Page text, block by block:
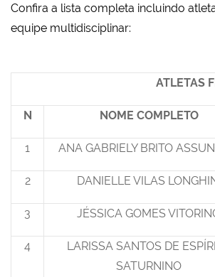
Confira a lista completa incluindo
equipe multidisciplinar:
ATLETAS
N NOME COMPLETO
1 ANA GABRIELY BRITO
2 DANIELLE VILAS
3 JÉSSICA GOMES
4
LARISSA SANTOS DE
SATURNINO